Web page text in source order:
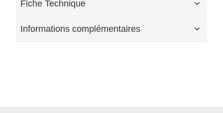
Fiche Technique
Informations complémentaires